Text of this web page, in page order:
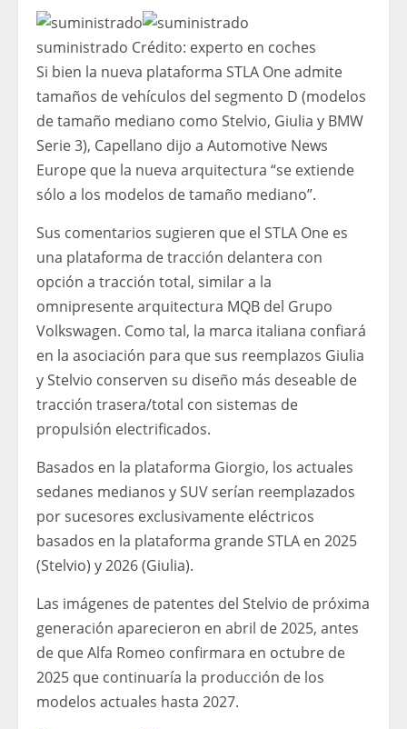
suministrado Crédito: experto en coches
Si bien la nueva plataforma STLA One admite
tamaños de vehículos del segmento D (modelos
de tamaño mediano como Stelvio, Giulia y BMW
Serie 3), Capellano dijo a Automotive News
Europe que la nueva arquitectura “se extiende
sólo a los modelos de tamaño mediano”.
Sus comentarios sugieren que el STLA One es
una plataforma de tracción delantera con
opción a tracción total, similar a la
omnipresente arquitectura MQB del Grupo
Volkswagen. Como tal, la marca italiana confiará
en la asociación para que sus reemplazos Giulia
y Stelvio conserven su diseño más deseable de
tracción trasera/total con sistemas de
propulsión electrificados.
Basados ​​en la plataforma Giorgio, los actuales
sedanes medianos y SUV serían reemplazados
por sucesores exclusivamente eléctricos
basados ​​en la plataforma grande STLA en 2025
(Stelvio) y 2026 (Giulia).
Las imágenes de patentes del Stelvio de próxima
generación aparecieron en abril de 2025, antes
de que Alfa Romeo confirmara en octubre de
2025 que continuaría la producción de los
modelos actuales hasta 2027.